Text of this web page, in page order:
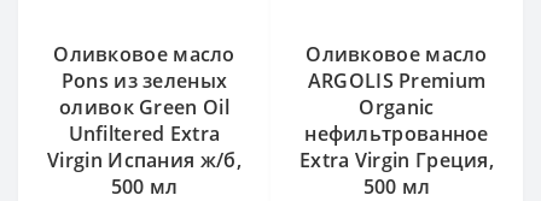
Оливковое масло
Pons из зеленых
оливок Green Oil
Unfiltered Extra
Virgin Испания ж/б,
500 мл
Оливковое масло
ARGOLIS Premium
Organic
нефильтрованное
Extra Virgin Греция,
500 мл